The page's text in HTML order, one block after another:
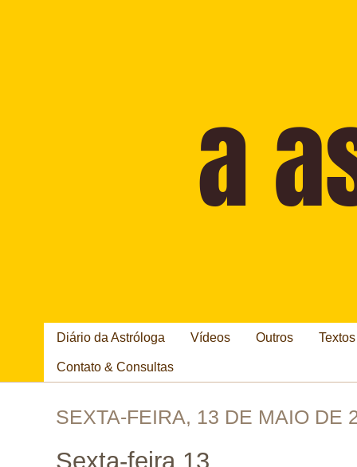
Diário da Astróloga Vídeos Outros
Contato & Consultas
SEXTA-FEIRA, 13 DE MAIO DE
Sexta-feira 13